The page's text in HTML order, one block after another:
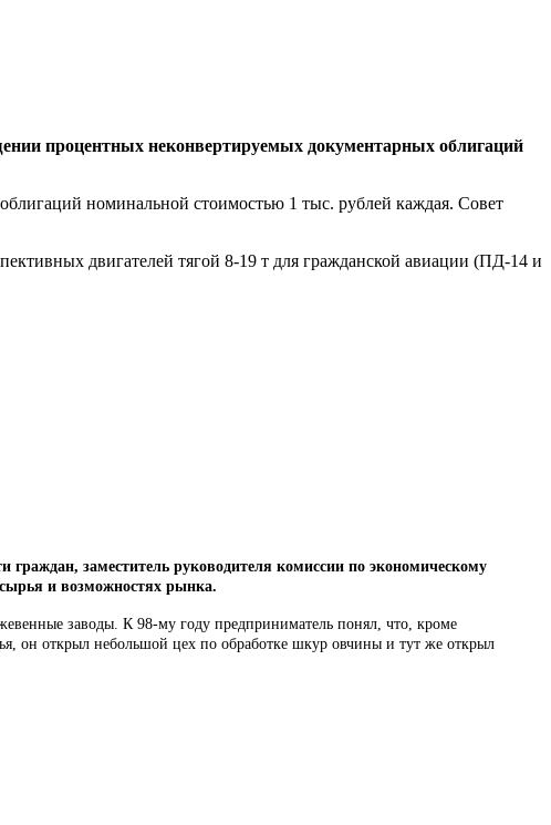
процентных неконвертируемых документарных облигаций
номинальной стоимостью 1 тыс. рублей каждая. Совет
двигателей тягой 8-19 т для гражданской авиации (ПД-14 и
заместитель руководителя комиссии по экономическому
и возможностях рынка.
заводы. К 98-му году предприниматель понял, что, кроме
он открыл небольшой цех по обработке шкур овчины и тут же открыл